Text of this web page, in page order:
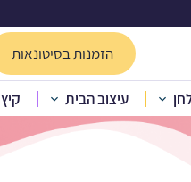
הזמנות בסיטונאות
עיצוב הבית קיץ
כסף
חם/קר קלאסיק לבן כסף